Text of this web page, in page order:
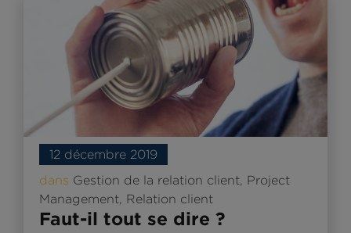
12 décembre 2019
dans Gestion de la relation client, Project
Management, Relation client
Faut-il tout se dire ?